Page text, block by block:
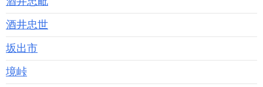
酒井忠世
坂出市
境峠